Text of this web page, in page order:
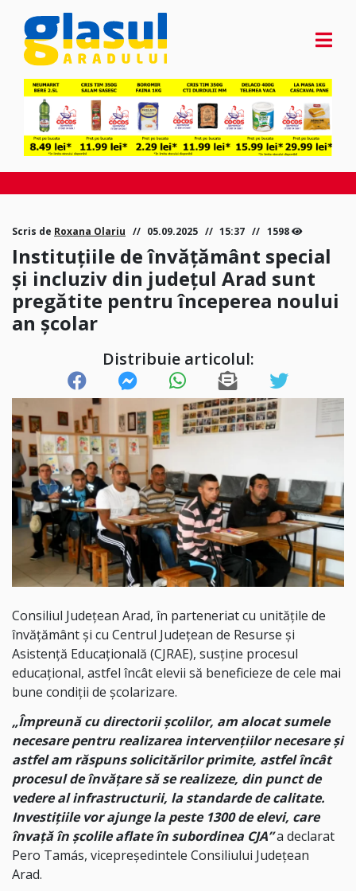
Scris de Roxana Olariu 05.09.2025 15:37 1598
Instituțiile de învățământ special
și incluziv din județul Arad sunt
pregătite pentru începerea noului
an școlar
Distribuie articolul:
Consiliul Județean Arad, în parteneriat cu unitățile de
învățământ și cu Centrul Județean de Resurse și
Asistență Educațională (CJRAE), susține procesul
educațional, astfel încât elevii să beneficieze de cele mai
bune condiții de școlarizare.
„Împreună cu directorii școlilor, am alocat sumele
necesare pentru realizarea intervențiilor necesare și
astfel am răspuns solicitărilor primite, astfel încât
procesul de învățare să se realizeze, din punct de
vedere al infrastructurii, la standarde de calitate.
Investițiile vor ajunge la peste 1300 de elevi, care
învață în școlile aflate în subordinea CJA”a declarat
Pero Tamás, vicepreședintele Consiliului Județean
Arad.